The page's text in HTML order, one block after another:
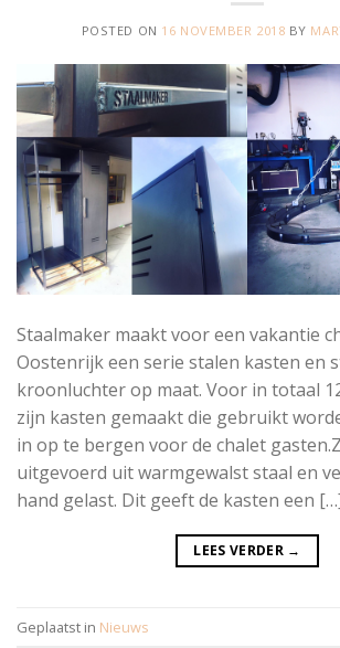
POSTED ON 16 NOVEMBER 2018 BY
Staalmaker maakt voor een vakantie
Oostenrijk een serie stalen kasten en
kroonluchter op maat. Voor in totaal
zijn kasten gemaakt die gebruikt
in op te bergen voor de chalet
uitgevoerd uit warmgewalst staal en
hand gelast. Dit geeft de kasten een
LEES VERDER →
Geplaatst in Nieuws